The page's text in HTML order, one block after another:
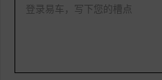
登录易车，写下您的槽点